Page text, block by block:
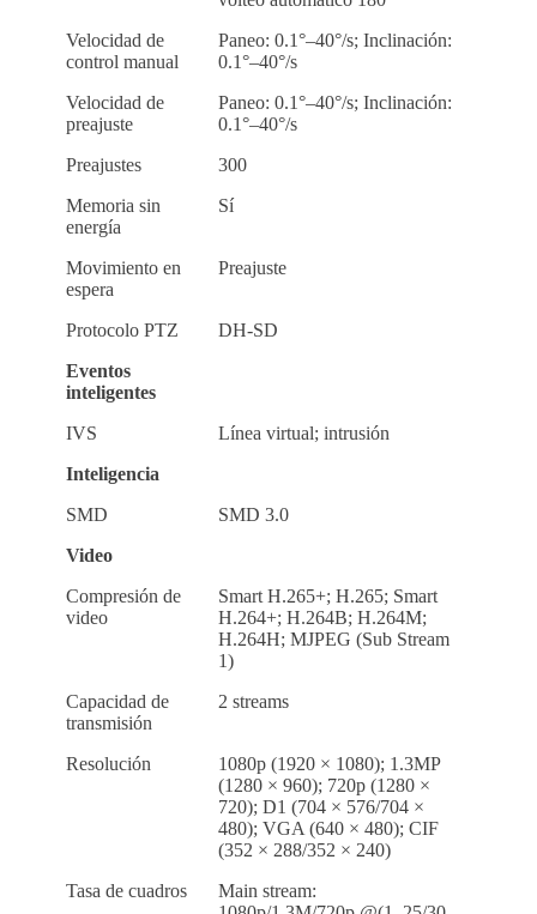
Velocidad de
control manual
Paneo: 0.1°–40°/s; Inclinación:
0.1°–40°/s
Velocidad de
preajuste
Paneo: 0.1°–40°/s; Inclinación:
0.1°–40°/s
Preajustes
300
Memoria sin
energía
Sí
Movimiento en
espera
Preajuste
Protocolo PTZ
DH-SD
Eventos
inteligentes
IVS
Línea virtual; intrusión
Inteligencia
SMD
SMD 3.0
Video
Compresión de
video
Smart H.265+; H.265; Smart
H.264+; H.264B; H.264M;
H.264H; MJPEG (Sub Stream
1)
Capacidad de
transmisión
2 streams
Resolución
1080p (1920 × 1080); 1.3MP
(1280 × 960); 720p (1280 ×
720); D1 (704 × 576/704 ×
480); VGA (640 × 480); CIF
(352 × 288/352 × 240)
Tasa de cuadros
Main stream: